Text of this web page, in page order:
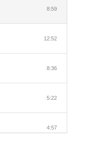
8:59
12:52
8:36
5:22
4:57